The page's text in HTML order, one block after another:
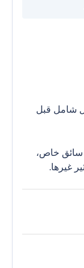
شامل قبل
سائق خاص،
غيرها.